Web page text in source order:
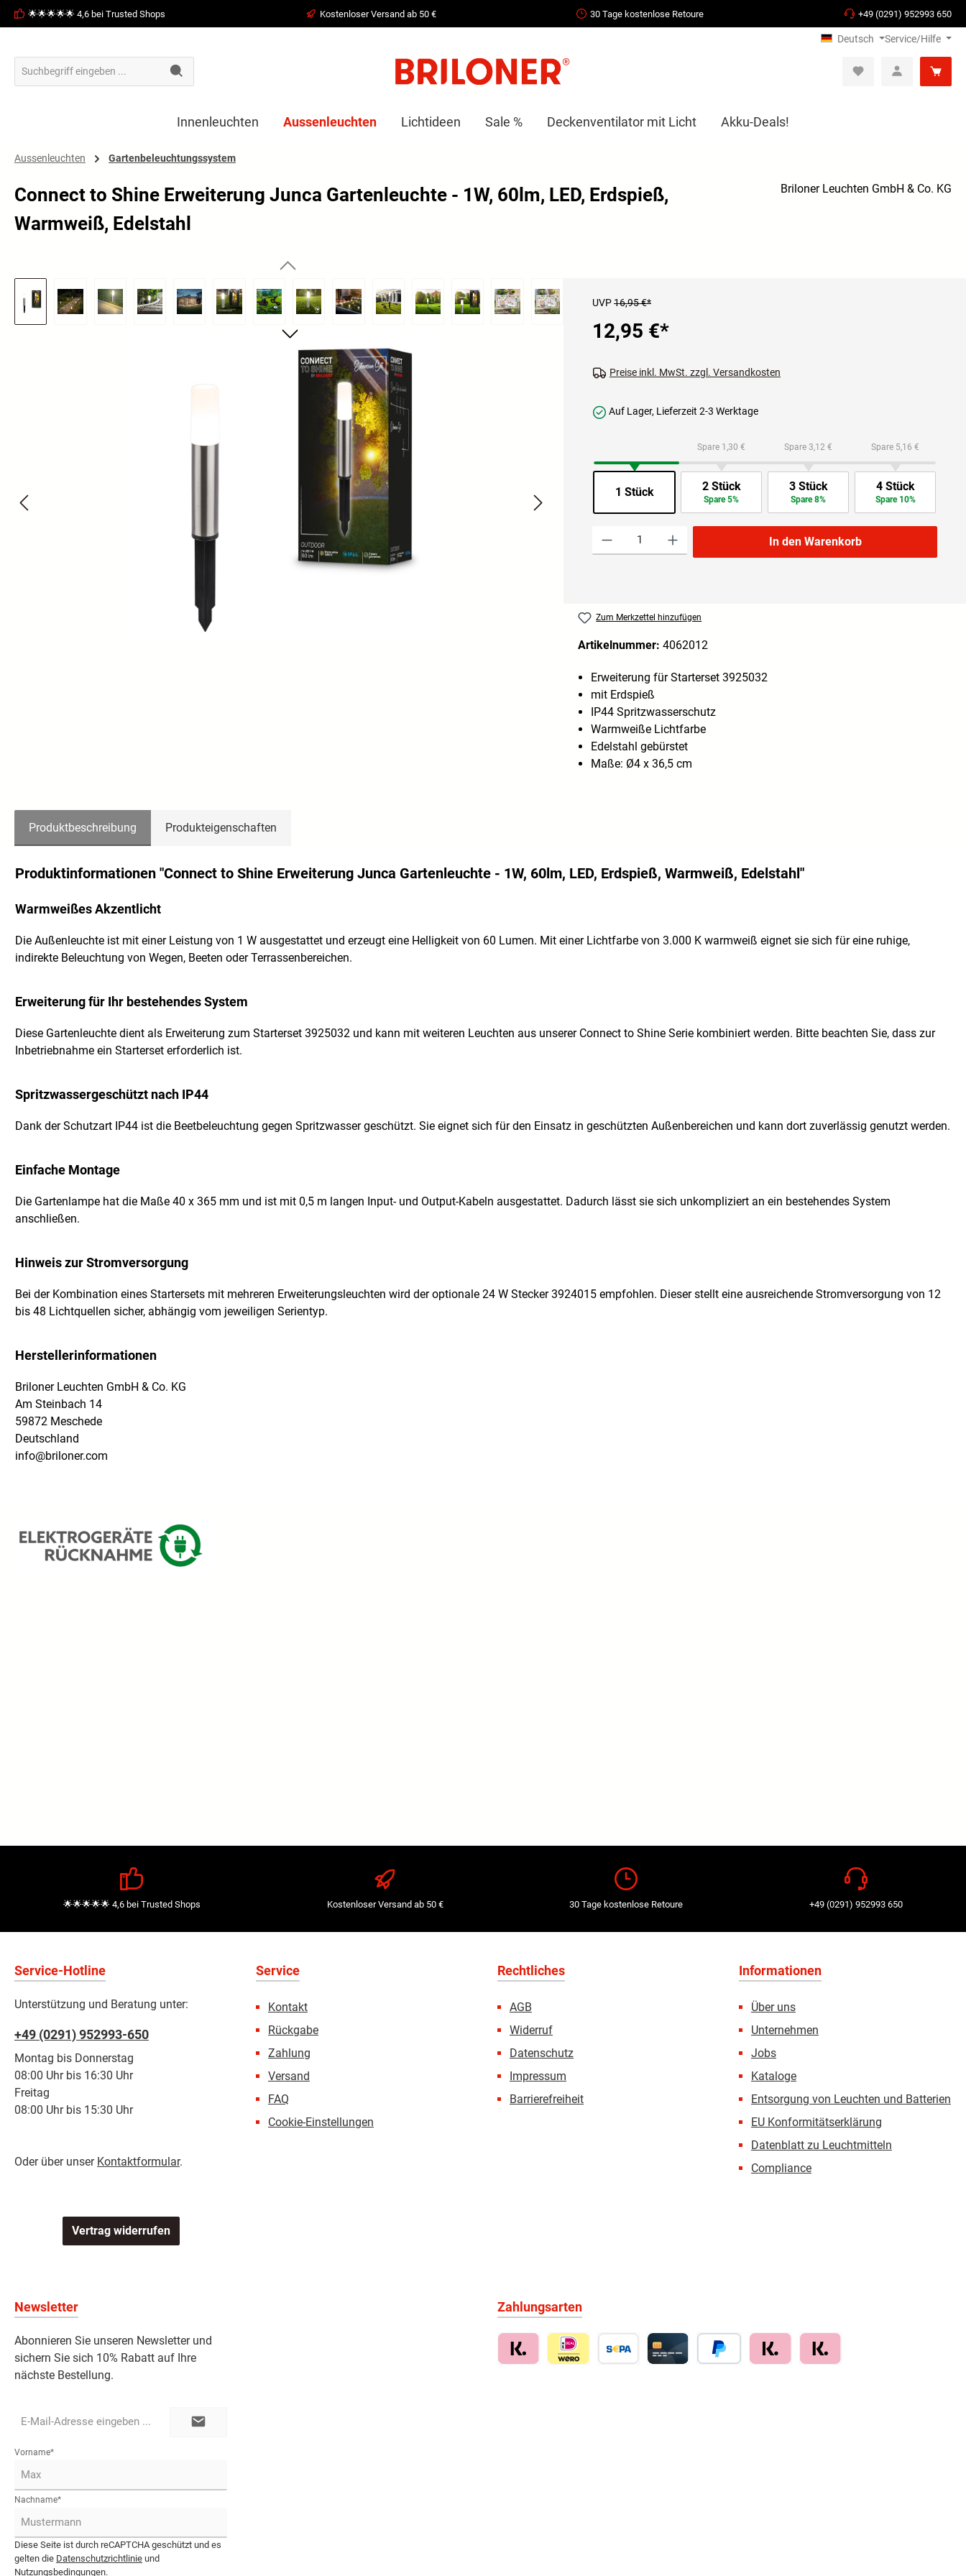
Zur Hauptnavigation springen
🌟🌟🌟🌟🌟 4,6 bei Trusted Shops Kostenloser Versand ab 50 € 30 Tage kostenlose Retoure +49 (0291) 952993 650
Deutsch Service/Hilfe
Innenleuchten Aussenleuchten Lichtideen Sale % Deckenventilator mit Licht Akku-Deals!
Aussenleuchten Gartenbeleuchtungssystem
Connect to Shine Erweiterung Junca Gartenleuchte - 1W, 60lm, LED, Erdspieß,
Warmweiß, Edelstahl
Briloner Leuchten GmbH & Co. KG
Bildergalerie überspringen
UVP16,95 €*
12,95 €*
Preise inkl. MwSt. zzgl. Versandkosten
Auf Lager, Lieferzeit 2-3 Werktage
1 Stück
Spare 1,30 €
2 Stück
Spare 5%
Spare 3,12 €
3 Stück
Spare 8%
Spare 5,16 €
4 Stück
Spare 10%
In den Warenkorb
Zum Merkzettel hinzufügen
Artikelnummer: 4062012
Erweiterung für Starterset 3925032
mit Erdspieß
IP44 Spritzwasserschutz
Warmweiße Lichtfarbe
Edelstahl gebürstet
Maße: Ø4 x 36,5 cm
Produktbeschreibung Produkteigenschaften
Produktinformationen "Connect to Shine Erweiterung Junca Gartenleuchte - 1W, 60lm, LED, Erdspieß, Warmweiß, Edelstahl"
Warmweißes Akzentlicht
Die Außenleuchte ist mit einer Leistung von 1 W ausgestattet und erzeugt eine Helligkeit von 60 Lumen. Mit einer Lichtfarbe von 3.000 K warmweiß eignet sie sich für eine ruhige,
indirekte Beleuchtung von Wegen, Beeten oder Terrassenbereichen.
Erweiterung für Ihr bestehendes System
Diese Gartenleuchte dient als Erweiterung zum Starterset 3925032 und kann mit weiteren Leuchten aus unserer Connect to Shine Serie kombiniert werden. Bitte beachten Sie, dass zur
Inbetriebnahme ein Starterset erforderlich ist.
Spritzwassergeschützt nach IP44
Dank der Schutzart IP44 ist die Beetbeleuchtung gegen Spritzwasser geschützt. Sie eignet sich für den Einsatz in geschützten Außenbereichen und kann dort zuverlässig genutzt werden.
Einfache Montage
Die Gartenlampe hat die Maße 40 x 365 mm und ist mit 0,5 m langen Input- und Output-Kabeln ausgestattet. Dadurch lässt sie sich unkompliziert an ein bestehendes System
anschließen.
Hinweis zur Stromversorgung
Bei der Kombination eines Startersets mit mehreren Erweiterungsleuchten wird der optionale 24 W Stecker 3924015 empfohlen. Dieser stellt eine ausreichende Stromversorgung von 12
bis 48 Lichtquellen sicher, abhängig vom jeweiligen Serientyp.
Herstellerinformationen
Briloner Leuchten GmbH & Co. KG
Am Steinbach 14
59872 Meschede
Deutschland
info@briloner.com
🌟🌟🌟🌟🌟 4,6 bei Trusted Shops Kostenloser Versand ab 50 € 30 Tage kostenlose Retoure +49 (0291) 952993 650
Service-Hotline
Unterstützung und Beratung unter:
+49 (0291) 952993-650
Montag bis Donnerstag
08:00 Uhr bis 16:30 Uhr
Freitag
08:00 Uhr bis 15:30 Uhr
Oder über unser Kontaktformular.
Vertrag widerrufen
Service
Kontakt
Rückgabe
Zahlung
Versand
FAQ
Cookie-Einstellungen
Rechtliches
AGB
Widerruf
Datenschutz
Impressum
Barrierefreiheit
Informationen
Über uns
Unternehmen
Jobs
Kataloge
Entsorgung von Leuchten und Batterien
EU Konformitätserklärung
Datenblatt zu Leuchtmitteln
Compliance
Newsletter
Abonnieren Sie unseren Newsletter und
sichern Sie sich 10% Rabatt auf Ihre
nächste Bestellung.
Mail-
Vorname*
Nachname*
Diese Seite ist durch reCAPTCHA geschützt und es
gelten die Datenschutzrichtlinie und
Nutzungsbedingungen.
Zahlungsarten